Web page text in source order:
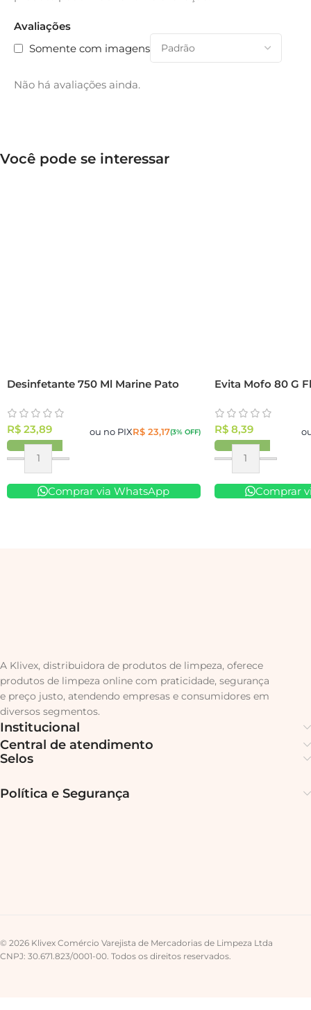
Avaliações
Somente com imagens
Não há avaliações ainda.
Você pode se interessar
Desinfetante 750 Ml Marine Pato
R$ 23,89 ou no PIXR$23,17(3% OFF)
Comprar via WhatsApp
Evita Mofo 80 G
R$8,39
Comprar
A Klivex, distribuidora de produtos de limpeza, oferece
produtos de limpeza online com praticidade, segurança
e preço justo, atendendo empresas e consumidores em
diversos segmentos.
Institucional
Central de atendimento
Selos
Política e Segurança
© 2026 Klivex Comércio Varejista de Mercadorias de Limpeza Ltda
CNPJ: 30.671.823/0001-00. Todos os direitos reservados.